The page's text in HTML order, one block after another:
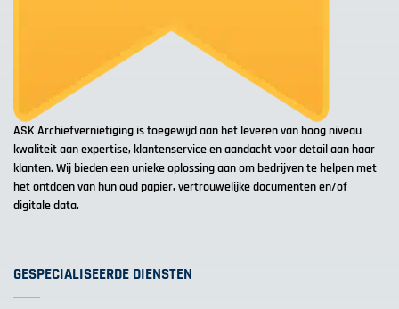
ASK Archiefvernietiging is toegewijd aan het leveren van hoog niveau
kwaliteit aan expertise, klantenservice en aandacht voor detail aan haar
klanten. Wij bieden een unieke oplossing aan om bedrijven te helpen met
het ontdoen van hun oud papier, vertrouwelijke documenten en/of
digitale data.
GESPECIALISEERDE DIENSTEN